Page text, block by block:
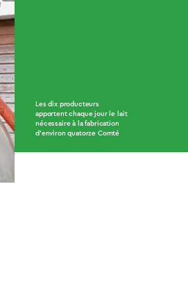
Les dix producteurs
apportent chaque jour le lait
nécessaire à la fabrication
d'environ quatorze Comté